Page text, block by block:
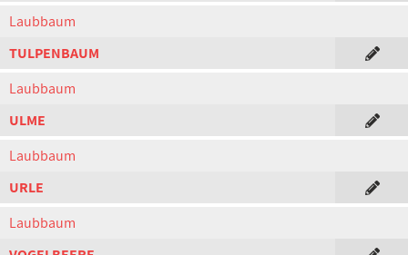
Laubbaum
TULPENBAUM
Laubbaum
ULME
Laubbaum
URLE
Laubbaum